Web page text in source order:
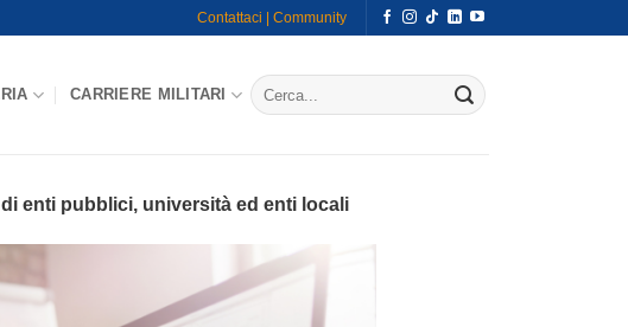
Contattaci | Community
CARRIERE MILITARI
enti pubblici, università ed enti locali